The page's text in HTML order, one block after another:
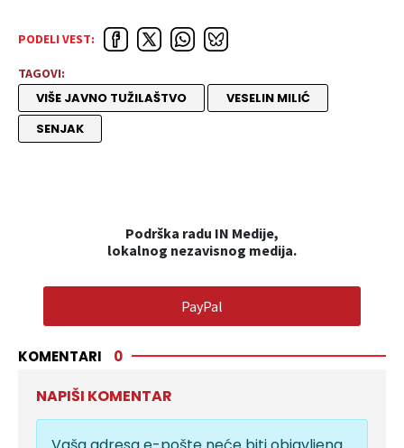
PODELI VEST:
TAGOVI:
VIŠE JAVNO TUŽILAŠTVO
VESELIN MILIĆ
SENJAK
Podrška radu IN Medije,
lokalnog nezavisnog medija.
PayPal
KOMENTARI 0
NAPIŠI KOMENTAR